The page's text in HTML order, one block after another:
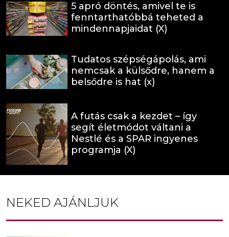
5 apró döntés, amivel te is
fenntarthatóbbá teheted a
mindennapjaidat (X)
Tudatos szépségápolás, ami
nemcsak a külsődre, hanem a
belsődre is hat (x)
A futás csak a kezdet – így
segít életmódot váltani a
Nestlé és a SPAR ingyenes
programja (X)
NEKED AJÁNLJUK